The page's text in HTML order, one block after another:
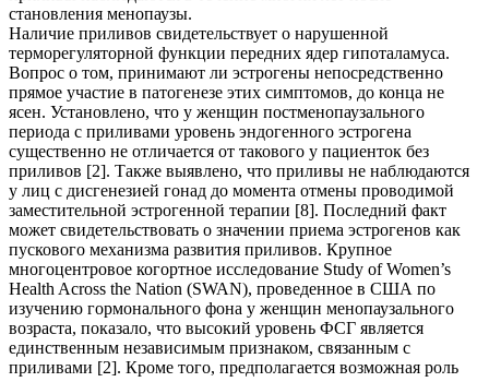
становления менопаузы.
Наличие приливов свидетельствует о нарушенной
терморегуляторной функции передних ядер гипоталамуса.
Вопрос о том, принимают ли эстрогены непосредственно
прямое участие в патогенезе этих симптомов, до конца не
ясен. Установлено, что у женщин постменопаузального
периода с приливами уровень эндогенного эстрогена
существенно не отличается от такового у пациенток без
приливов [2]. Также выявлено, что приливы не наблюдаются
у лиц с дисгенезией гонад до момента отмены проводимой
заместительной эстрогенной терапии [8]. Последний факт
может свидетельствовать о значении приема эстрогенов как
пускового механизма развития приливов. Крупное
многоцентровое когортное исследование Study of Women’s
Health Across the Nation (SWAN), проведенное в США по
изучению гормонального фона у женщин менопаузального
возраста, показало, что высокий уровень ФСГ является
единственным независимым признаком, связанным с
приливами [2]. Кроме того, предполагается возможная роль